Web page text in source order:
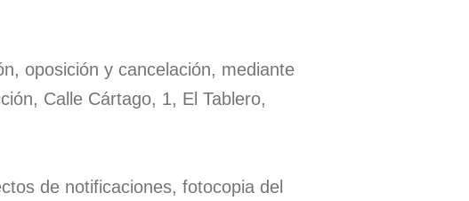
oposición y cancelación, mediante
Calle Cártago, 1, El Tablero,
de notificaciones, fotocopia del